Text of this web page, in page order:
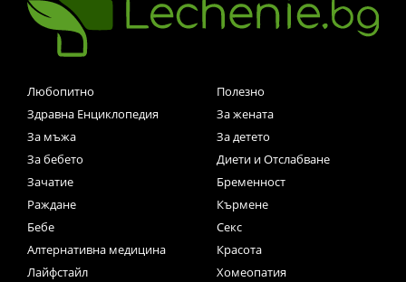
Любопитно
Полезно
Здравна Енциклопедия
За жената
За мъжа
За детето
За бебето
Диети и Отслабване
Зачатие
Бременност
Раждане
Кърмене
Бебе
Секс
Алтернативна медицина
Красота
Лайфстайл
Хомеопатия